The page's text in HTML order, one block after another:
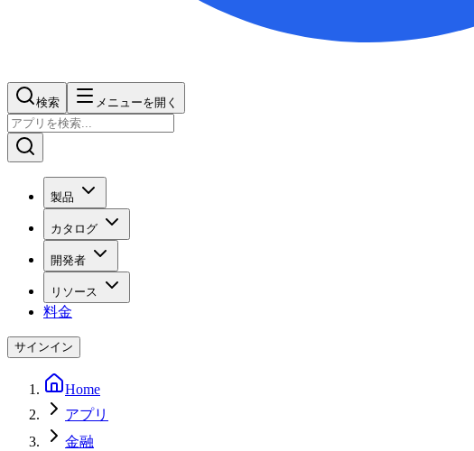
検索 メニューを開く
製品
カタログ
開発者
リソース
料金
サインイン
Home
アプリ
金融